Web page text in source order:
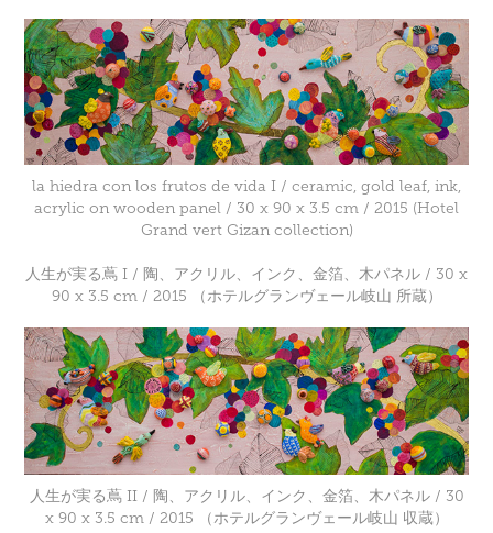
la hiedra con los frutos de vida I / ceramic, gold leaf, ink,
acrylic on wooden panel / 30 x 90 x 3.5 cm / 2015 (Hotel
Grand vert Gizan collection)
人生が実る蔦 I / 陶、アクリル、インク、金箔、木パネル / 30 x
90 x 3.5 cm / 2015 （ホテルグランヴェール岐山 所蔵）
人生が実る蔦 II / 陶、アクリル、インク、金箔、木パネル / 30
x 90 x 3.5 cm / 2015 （ホテルグランヴェール岐山 収蔵）